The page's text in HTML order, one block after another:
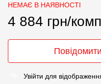
НЕМАЄ В НАЯВНОСТІ
4 884 грн/
Увійти для